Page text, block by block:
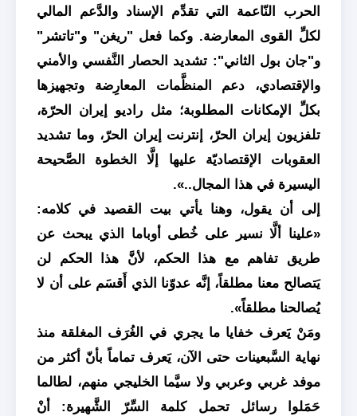
الحرب النّاعمة التي تقدِّم الإسناد والدَّعم المالي
لكلِّ القوى المعارضة. وكما فعل "ريغن" و"تاتشر"
و"جان بول الثاني": تشديد الحصار النَّفسي والأمني
والإقتصادي، دعم المنظَّمات المعارِضة وتجهيزها
بكلِّ الإمكانات المطلوبة؛ مثل راديو إيران الحرّة،
تلفزيون إيران الحرّ، إنترنت إيران الحرّ، وما تشديد
العقوبات الإقتصاديّة عليها إلَّا الخطوة الصَّحيحة
اليسيرة في هذا المجال..».
إلى أن يقول، وهنا يأتي بيت القصيد في كلامه:
«علينا ألَّا نسير على خُطى أوباما الذي يبحث عن
طريق تفاهم مع هذا الحكم، لأنَّ هذا الحكم لن
يَتصالح معنا مطلقاً، إنَّه عدوّنا الذي أَقسَم على أن لا
يُصالحنا مطلقاً».
ومَنْ يَعرف خفايا ما يجري في الغُرَف المغلقة منذ
نهاية السَّبعينات حتى الآن، يَعرف تماماً بأنّ أكثر من
موفد غربي وعربي ولا سيَّما الخليجي منهم، لطالما
حَمَلوا رسائل تحمل كلمة السِّرّ الشَّهيرة: أنْ